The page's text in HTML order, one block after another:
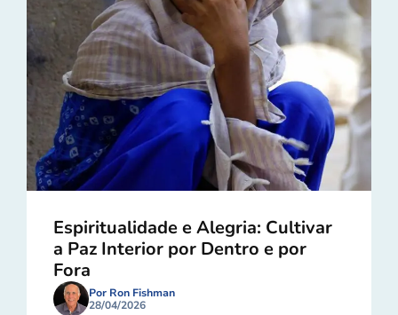
Espiritualidade e Alegria: Cultivar
a Paz Interior por Dentro e por
Fora
Por Ron Fishman
28/04/2026